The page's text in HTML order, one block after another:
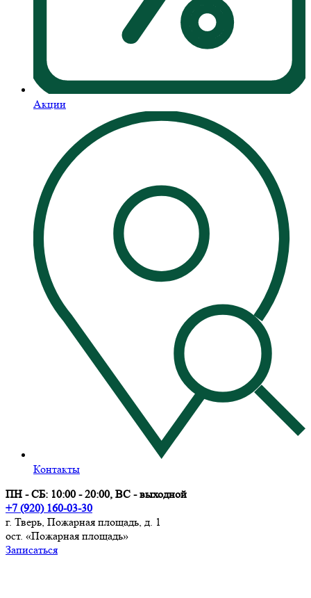
Акции
Контакты
ПН - СБ: 10:00 - 20:00, ВС - выходной
+7 (920) 160-03-30
г. Тверь, Пожарная площадь, д. 1
ост. «Пожарная площадь»
Записаться